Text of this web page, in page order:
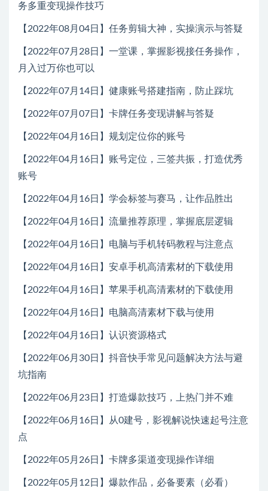
务多重变现操作技巧
【2022年08月04日】任务剪辑大神，实操演示与答疑
【2022年07月28日】一堂课，掌握影视接任务操作，
月入过万你也可以
【2022年07月14日】健康账号搭建指南，防止踩坑
【2022年07月07日】卡牌任务变现讲解与答疑
【2022年04月16日】规划定位你的账号
【2022年04月16日】账号定位，三签共振，打造优秀
账号
【2022年04月16日】学会标签与赛马，让作品胜出
【2022年04月16日】流量推荐原理，掌握底层逻辑
【2022年04月16日】电脑与手机转码教程与注意点
【2022年04月16日】安卓手机高清素材的下载使用
【2022年04月16日】苹果手机高清素材的下载使用
【2022年04月16日】电脑高清素材下载与使用
【2022年04月16日】认识资源格式
【2022年06月30日】抖音快手常见问题解决方法与避
坑指南
【2022年06月23日】打造爆款技巧，上热门并不难
【2022年06月16日】从0建号，影视解说快速起号注意
点
【2022年05月26日】卡牌多渠道变现操作详细
【2022年05月12日】爆款作品，必备要素（必看）